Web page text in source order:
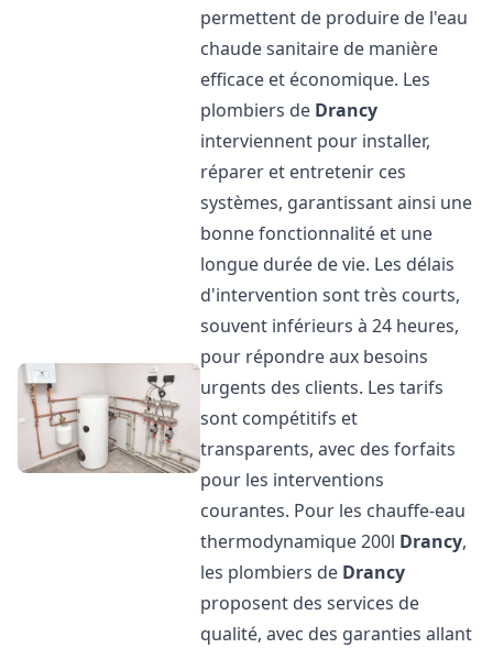
permettent de produire de l'eau
chaude sanitaire de manière
efficace et économique. Les
plombiers de Drancy
interviennent pour installer,
réparer et entretenir ces
systèmes, garantissant ainsi une
bonne fonctionnalité et une
longue durée de vie. Les délais
d'intervention sont très courts,
souvent inférieurs à 24 heures,
pour répondre aux besoins
urgents des clients. Les tarifs
sont compétitifs et
transparents, avec des forfaits
pour les interventions
courantes. Pour les chauffe-eau
thermodynamique 200l Drancy,
les plombiers de Drancy
proposent des services de
qualité, avec des garanties allant